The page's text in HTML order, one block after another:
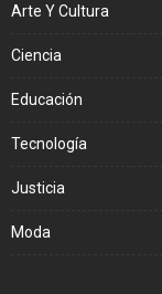
Arte Y Cultura
Ciencia
Educación
Tecnología
Justicia
Moda